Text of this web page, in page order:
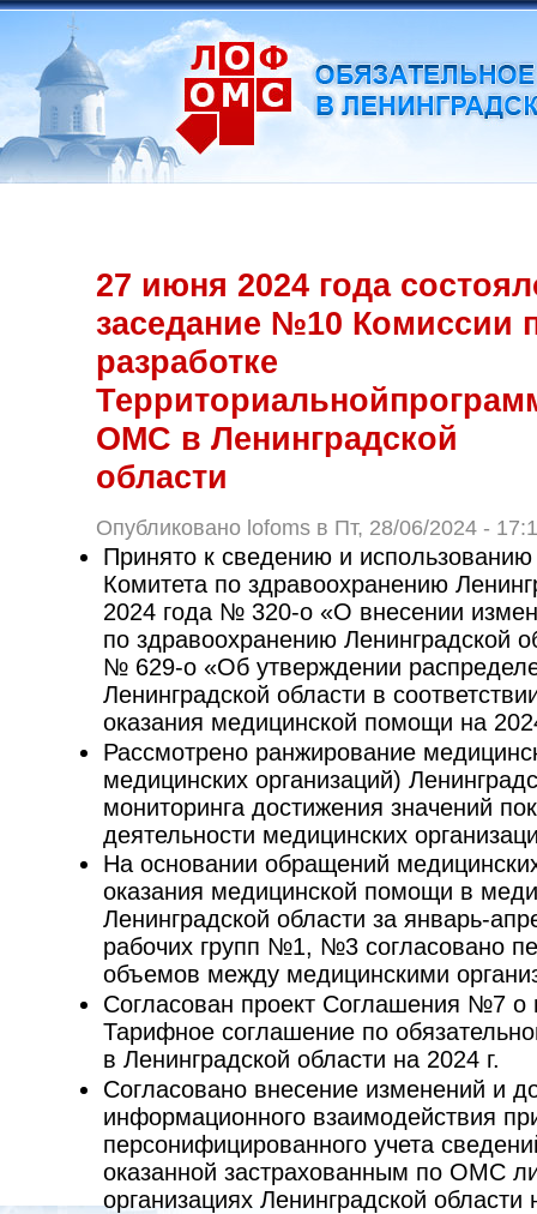
27 июня 2024 года
заседание №10 Комиссии
разработке
ОМС в Ленинградской
области
Опубликовано lofoms в Пт, 28/06/2024 -
Принято к сведению и
Комитета по здравоохранению
2024 года № 320-о «О внесении
по здравоохранению Ленинградской
№ 629-о «Об утверждении
Ленинградской области в
оказания медицинской помощи на
Рассмотрено ранжирование
медицинских организаций)
мониторинга достижения значений
деятельности медицинских
На основании обращений
оказания медицинской помощи в
Ленинградской области за январь-
рабочих групп №1, №3 согласовано
объемов между медицинскими
Согласован проект Соглашения №7 о
Тарифное соглашение по
в Ленинградской области на 2024 г.
Согласовано внесение изменений и
информационного взаимодействия
персонифицированного учета
оказанной застрахованным по ОМС
организациях Ленинградской области